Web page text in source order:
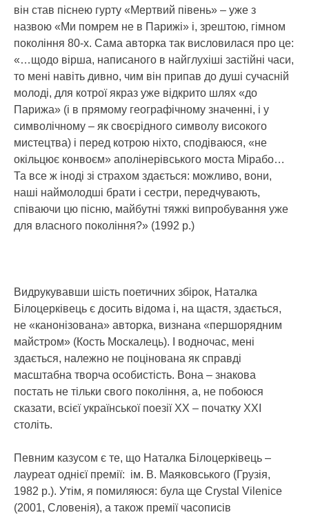
він став піснею гурту «Мертвий півень» – уже з
назвою «Ми помрем не в Парижі» і, зрештою, гімном
покоління 80-х. Сама авторка так висловилася про це:
«…щодо вірша, написаного в найглухіші застійні часи,
то мені навіть дивно, чим він припав до душі сучасній
молоді, для котрої якраз уже відкрито шлях «до
Парижа» (і в прямому географічному значенні, і у
символічному – як своєрідного символу високого
мистецтва) і перед котрою ніхто, сподіваюся, «не
окільцює конвоєм» аполінерівського моста Мірабо…
Та все ж іноді зі страхом здається: можливо, вони,
наші наймолодші брати і сестри, передчувають,
співаючи цю пісню, майбутні тяжкі випробування уже
для власного покоління?» (1992 р.)
Видрукувавши шість поетичних збірок, Наталка
Білоцерківець є досить відома і, на щастя, здається,
не «канонізована» авторка, визнана «першорядним
майстром» (Кость Москалець). І водночас, мені
здається, належно не поцінована як справді
масштабна творча особистість. Вона – знакова
постать не тільки свого покоління, а, не побоюся
сказати, всієї української поезії ХХ – початку ХХІ
століть.
Певним казусом є те, що Наталка Білоцерківець –
лауреат однієї премії: ім. В. Маяковського (Грузія,
1982 р.). Утім, я помиляюся: була ще Crystal Vilenice
(2001, Словенія), а також премії часописів